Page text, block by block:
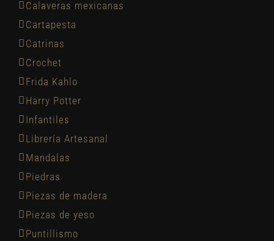
Calaveras mexicanas
Cartapesta
Catrinas
Crochet
Frida Kahlo
Harry Potter
Infantiles
Librería Artesanal
Mandalas
Piedras
Piezas de madera
Piezas de yeso
Puntillismo